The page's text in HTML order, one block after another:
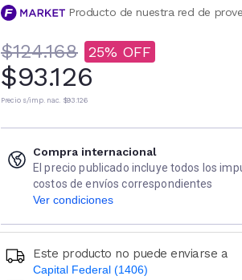
Producto de nuestra red de
$124.168 25
$93.126
Precio s/imp. nac. $93.126
Compra internacional
El precio publicado incluye todos los
costos de envíos correspondientes
Ver condiciones
Este producto no puede enviarse a
Capital Federal (1406)